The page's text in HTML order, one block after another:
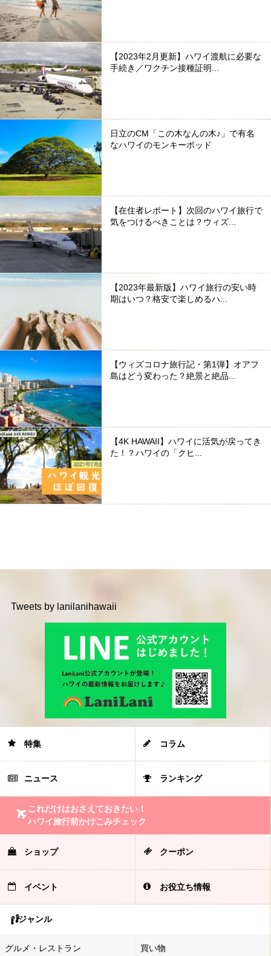
【2023年2月更新】ハワイ渡航に必要な
手続き／ワクチン接種証明...
日立のCM「この木なんの木♪」で有名
なハワイのモンキーポッド
【在住者レポート】次回のハワイ旅行で
気をつけるべきことは？ウィズ...
【2023年最新版】ハワイ旅行の安い時
期はいつ？格安で楽しめるハ...
【ウィズコロナ旅行記・第1弾】オアフ
島はどう変わった？絶景と絶品...
【4K HAWAII】ハワイに活気が戻ってき
た！？ハワイの「クヒ...
Tweets by lanilanihawaii
特集 コラム
ニュース ランキング
これだけはおさえておきたい！
ハワイ旅行前かけこみチェック
ショップ クーポン
イベント お役立ち情報
ジャンル
グルメ・レストラン 買い物